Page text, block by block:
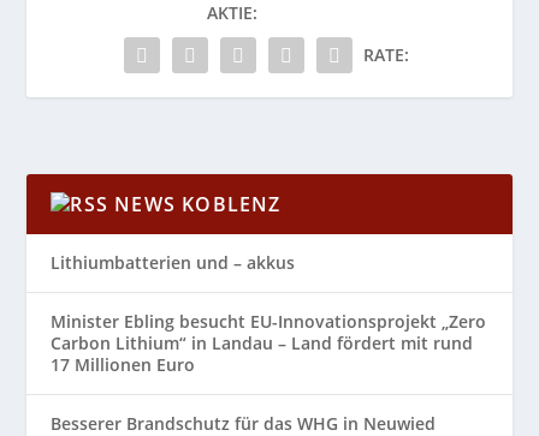
AKTIE:
RATE:
NEWS KOBLENZ
Lithiumbatterien und – akkus
Minister Ebling besucht EU-Innovationsprojekt „Zero
Carbon Lithium“ in Landau – Land fördert mit rund
17 Millionen Euro
Besserer Brandschutz für das WHG in Neuwied